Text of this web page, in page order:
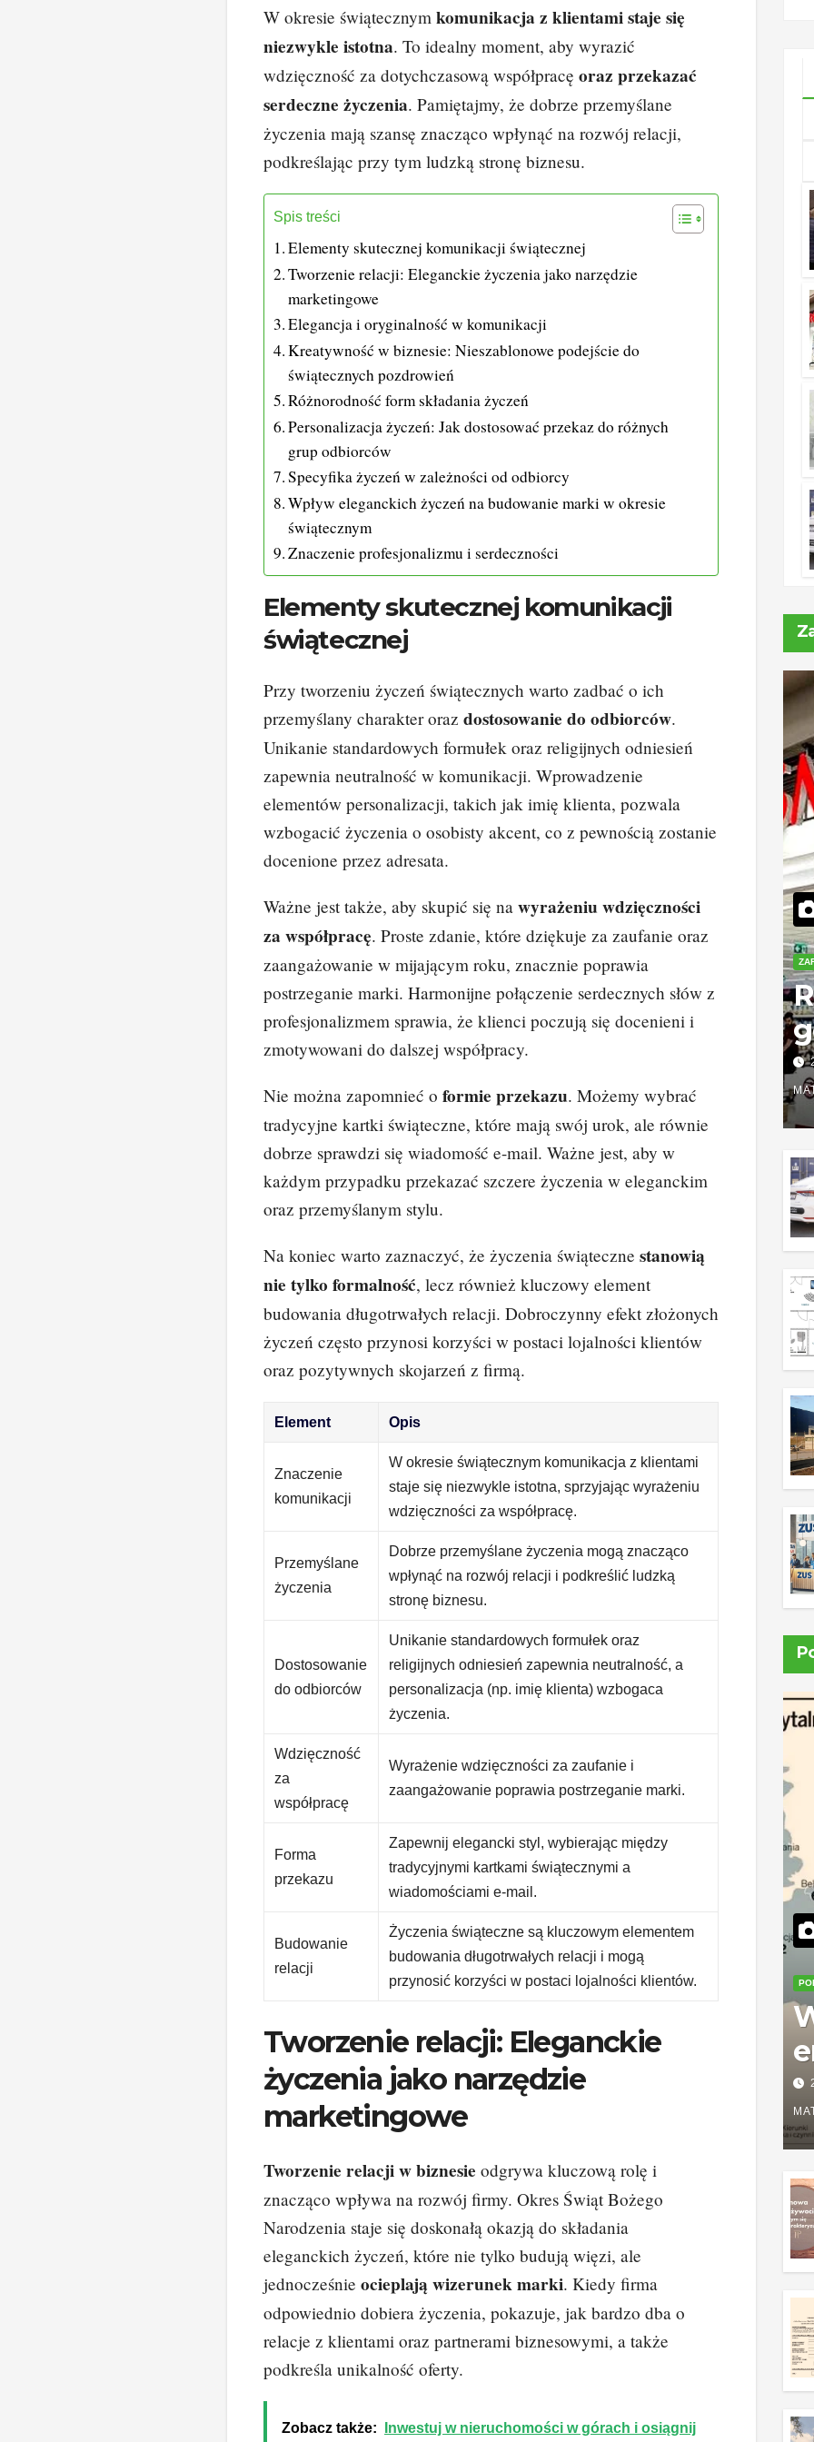
c
e
b
o
o
k
er
e
st
k
e
dI
n
d
di
t
o
p
p
y
Li
n
k
W okresie świątecznym komunikacja z klientami staje się
niezwykle istotna. To idealny moment, aby wyrazić
wdzięczność za dotychczasową współpracę oraz przekazać
serdeczne życzenia. Pamiętajmy, że dobrze przemyślane
życzenia mają szansę znacząco wpłynąć na rozwój relacji,
podkreślając przy tym ludzką stronę biznesu.
Spis treści
Elementy skutecznej komunikacji świątecznej
Tworzenie relacji: Eleganckie życzenia jako narzędzie
marketingowe
Elegancja i oryginalność w komunikacji
Kreatywność w biznesie: Nieszablonowe podejście do
świątecznych pozdrowień
Różnorodność form składania życzeń
Personalizacja życzeń: Jak dostosować przekaz do różnych
grup odbiorców
Specyfika życzeń w zależności od odbiorcy
Wpływ eleganckich życzeń na budowanie marki w okresie
świątecznym
Znaczenie profesjonalizmu i serdeczności
Elementy skutecznej komunikacji
świątecznej
Przy tworzeniu życzeń świątecznych warto zadbać o ich
przemyślany charakter oraz dostosowanie do odbiorców.
Unikanie standardowych formułek oraz religijnych odniesień
zapewnia neutralność w komunikacji. Wprowadzenie
elementów personalizacji, takich jak imię klienta, pozwala
wzbogacić życzenia o osobisty akcent, co z pewnością zostanie
docenione przez adresata.
Ważne jest także, aby skupić się na wyrażeniu wdzięczności
za współpracę. Proste zdanie, które dziękuje za zaufanie oraz
zaangażowanie w mijającym roku, znacznie poprawia
postrzeganie marki. Harmonijne połączenie serdecznych słów z
profesjonalizmem sprawia, że klienci poczują się docenieni i
zmotywowani do dalszej współpracy.
Nie można zapomnieć o formie przekazu. Możemy wybrać
tradycyjne kartki świąteczne, które mają swój urok, ale równie
dobrze sprawdzi się wiadomość e-mail. Ważne jest, aby w
każdym przypadku przekazać szczere życzenia w eleganckim
oraz przemyślanym stylu.
Na koniec warto zaznaczyć, że życzenia świąteczne stanowią
nie tylko formalność, lecz również kluczowy element
budowania długotrwałych relacji. Dobroczynny efekt złożonych
życzeń często przynosi korzyści w postaci lojalności klientów
oraz pozytywnych skojarzeń z firmą.
Element Opis
Znaczenie
komunikacji
W okresie świątecznym komunikacja z klientami
staje się niezwykle istotna, sprzyjając wyrażeniu
wdzięczności za współpracę.
Przemyślane
życzenia
Dobrze przemyślane życzenia mogą znacząco
wpłynąć na rozwój relacji i podkreślić ludzką
stronę biznesu.
Dostosowanie
do odbiorców
Unikanie standardowych formułek oraz
religijnych odniesień zapewnia neutralność, a
personalizacja (np. imię klienta) wzbogaca
życzenia.
Wdzięczność
za
współpracę
Wyrażenie wdzięczności za zaufanie i
zaangażowanie poprawia postrzeganie marki.
Forma
przekazu
Zapewnij elegancki styl, wybierając między
tradycyjnymi kartkami świątecznymi a
wiadomościami e-mail.
Budowanie
relacji
Życzenia świąteczne są kluczowym elementem
budowania długotrwałych relacji i mogą
przynosić korzyści w postaci lojalności klientów.
Tworzenie relacji: Eleganckie
życzenia jako narzędzie
marketingowe
Tworzenie relacji w biznesie odgrywa kluczową rolę i
znacząco wpływa na rozwój firmy. Okres Świąt Bożego
Narodzenia staje się doskonałą okazją do składania
eleganckich życzeń, które nie tylko budują więzi, ale
jednocześnie ocieplają wizerunek marki. Kiedy firma
odpowiednio dobiera życzenia, pokazuje, jak bardzo dba o
relacje z klientami oraz partnerami biznesowymi, a także
podkreśla unikalność oferty.
Zobacz także: Inwestuj w nieruchomości w górach i osiągnij
ile wynosi?